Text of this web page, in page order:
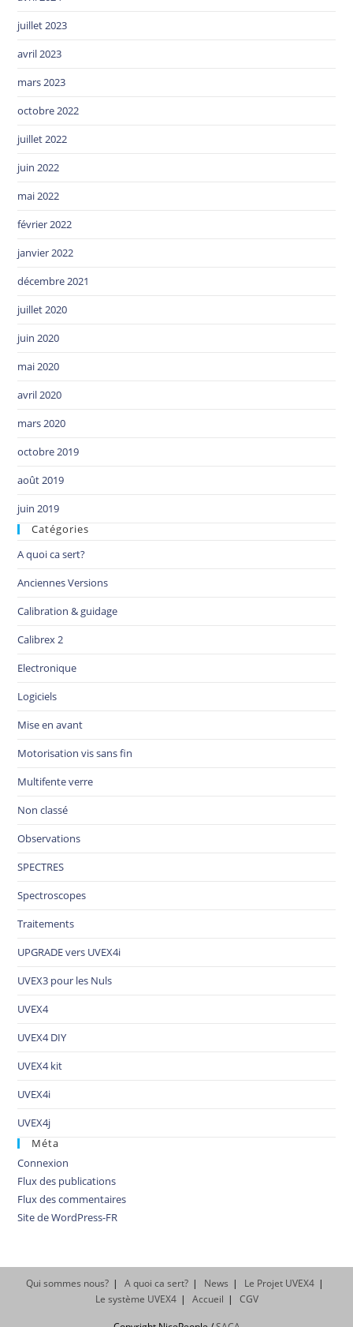
juillet 2023
avril 2023
mars 2023
octobre 2022
juillet 2022
juin 2022
mai 2022
février 2022
janvier 2022
décembre 2021
juillet 2020
juin 2020
mai 2020
avril 2020
mars 2020
octobre 2019
août 2019
juin 2019
Catégories
A quoi ca sert?
Anciennes Versions
Calibration & guidage
Calibrex 2
Electronique
Logiciels
Mise en avant
Motorisation vis sans fin
Multifente verre
Non classé
Observations
SPECTRES
Spectroscopes
Traitements
UPGRADE vers UVEX4i
UVEX3 pour les Nuls
UVEX4
UVEX4 DIY
UVEX4 kit
UVEX4i
UVEX4j
Méta
Connexion
Flux des publications
Flux des commentaires
Site de WordPress-FR
Qui sommes nous? A quoi ca sert? News
Le Projet UVEX4
Le système UVEX4
Accueil CGV